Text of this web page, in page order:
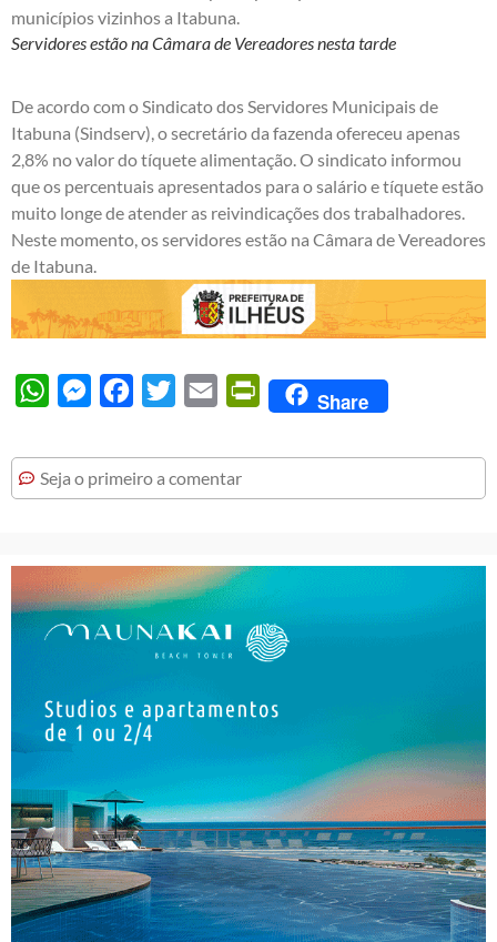
municípios vizinhos a Itabuna.
Servidores estão na Câmara de Vereadores nesta tarde
De acordo com o Sindicato dos Servidores Municipais de
Itabuna (Sindserv), o secretário da fazenda ofereceu apenas
2,8% no valor do tíquete alimentação. O sindicato informou
que os percentuais apresentados para o salário e tíquete estão
muito longe de atender as reivindicações dos trabalhadores.
Neste momento, os servidores estão na Câmara de Vereadores
de Itabuna.
WhatsAppMessengerFacebook
Twitter Email PrintFriendly
Share
Seja o primeiro a comentar